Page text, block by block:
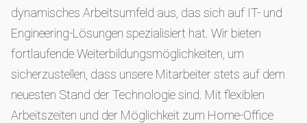
dynamisches Arbeitsumfeld aus, das sich auf IT- und
Engineering-Lösungen spezialisiert hat. Wir bieten
fortlaufende Weiterbildungsmöglichkeiten, um
sicherzustellen, dass unsere Mitarbeiter stets auf dem
neuesten Stand der Technologie sind. Mit flexiblen
Arbeitszeiten und der Möglichkeit zum Home-Office